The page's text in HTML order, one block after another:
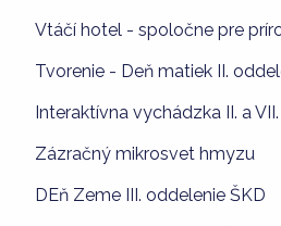
Vtáčí hotel - spoločne pre
Tvorenie - Deň matiek II.
Interaktívna vychádzka II. a
Zázračný mikrosvet hmyzu
DEň Zeme III. oddelenie ŠKD